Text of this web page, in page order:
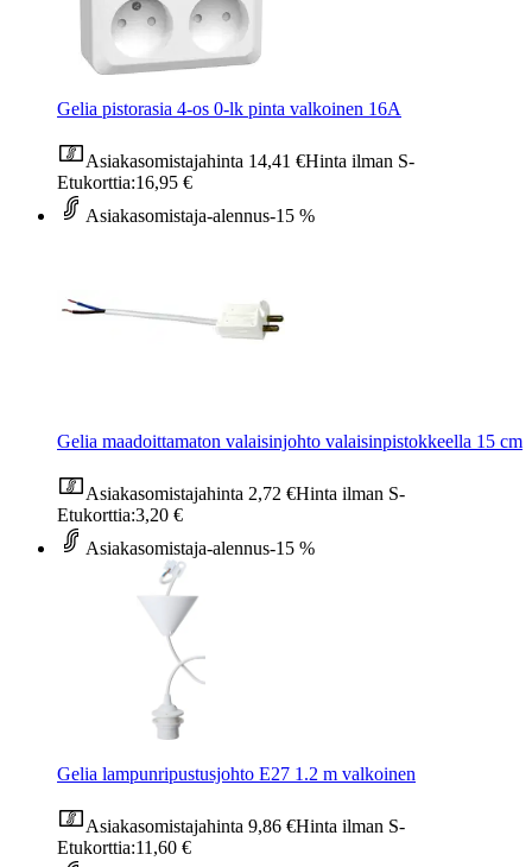
Gelia pistorasia 4-os 0-lk pinta valkoinen 16A
Asiakasomistajahinta 14,41 €Hinta ilman S-
Etukorttia:16,95 €
Asiakasomistaja-alennus-15 %
Gelia maadoittamaton valaisinjohto valaisinpistokkeella 15 cm
Asiakasomistajahinta 2,72 €Hinta ilman S-
Etukorttia:3,20 €
Asiakasomistaja-alennus-15 %
Gelia lampunripustusjohto E27 1.2 m valkoinen
Asiakasomistajahinta 9,86 €Hinta ilman S-
Etukorttia:11,60 €